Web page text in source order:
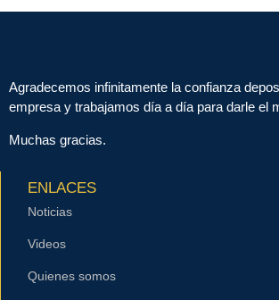
Agradecemos infinitamente la confianza
empresa y trabajamos día a día para darle el
Muchas gracias.
ENLACES
Noticias
Videos
Quienes somos